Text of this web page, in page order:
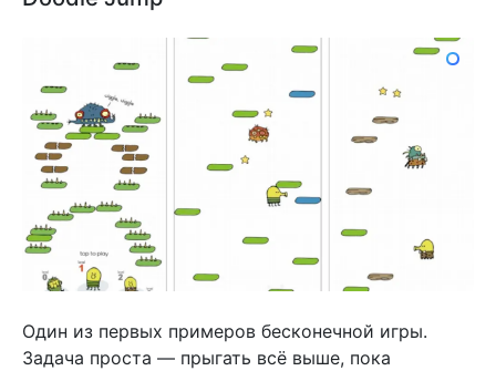
Один из первых примеров бесконечной игры.
Задача проста — прыгать всё выше, пока